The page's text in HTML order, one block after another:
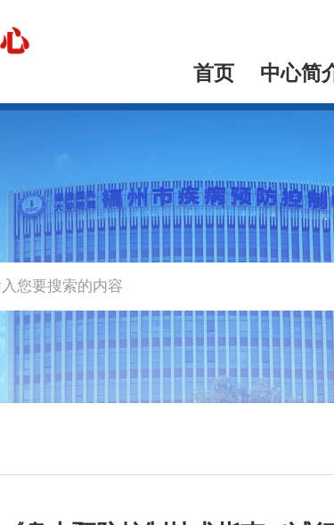
首页 中心简